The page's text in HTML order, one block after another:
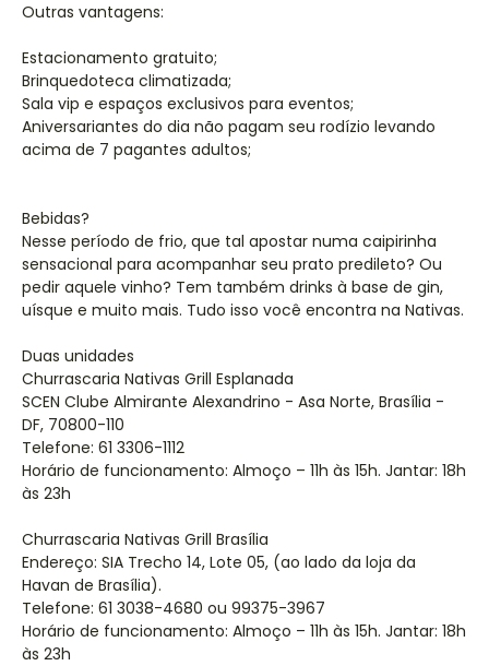
Outras vantagens:
Estacionamento gratuito;
Brinquedoteca climatizada;
Sala vip e espaços exclusivos para eventos;
Aniversariantes do dia não pagam seu rodízio levando
acima de 7 pagantes adultos;
Bebidas?
Nesse período de frio, que tal apostar numa caipirinha
sensacional para acompanhar seu prato predileto? Ou
pedir aquele vinho? Tem também drinks à base de gin,
uísque e muito mais. Tudo isso você encontra na Nativas.
Duas unidades
Churrascaria Nativas Grill Esplanada
SCEN Clube Almirante Alexandrino - Asa Norte, Brasília -
DF, 70800-110
Telefone: 61 3306-1112
Horário de funcionamento: Almoço – 11h às 15h. Jantar: 18h
às 23h
Churrascaria Nativas Grill Brasília
Endereço: SIA Trecho 14, Lote 05, (ao lado da loja da
Havan de Brasília).
Telefone: 61 3038-4680 ou 99375-3967
Horário de funcionamento: Almoço – 11h às 15h. Jantar: 18h
às 23h